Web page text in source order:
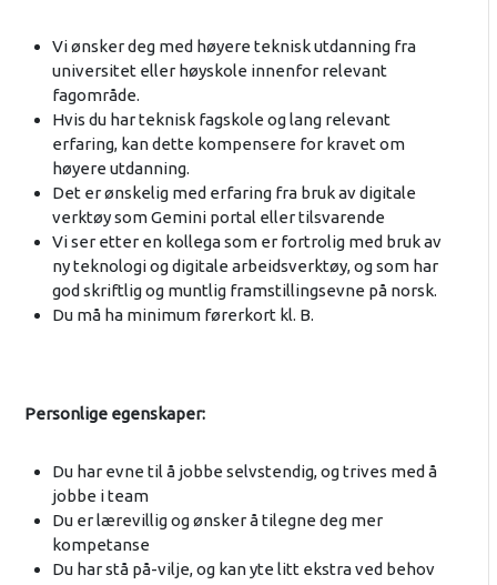
Vi ønsker deg med høyere teknisk utdanning fra
universitet eller høyskole innenfor relevant
fagområde.
Hvis du har teknisk fagskole og lang relevant
erfaring, kan dette kompensere for kravet om
høyere utdanning.
Det er ønskelig med erfaring fra bruk av digitale
verktøy som Gemini portal eller tilsvarende
Vi ser etter en kollega som er fortrolig med bruk av
ny teknologi og digitale arbeidsverktøy, og som har
god skriftlig og muntlig framstillingsevne på norsk.
Du må ha minimum førerkort kl. B.
Personlige egenskaper:
Du har evne til å jobbe selvstendig, og trives med å
jobbe i team
Du er lærevillig og ønsker å tilegne deg mer
kompetanse
Du har stå på-vilje, og kan yte litt ekstra ved behov